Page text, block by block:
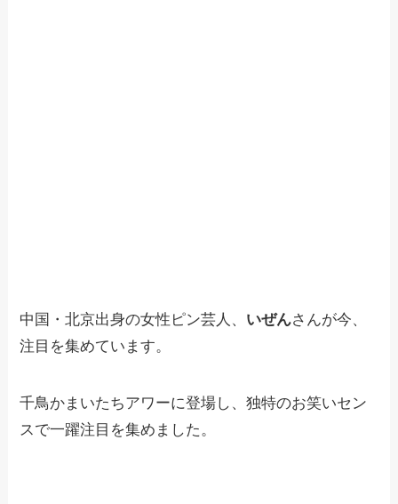
中国・北京出身の女性ピン芸人、 いぜんさんが今、
注目を集めています。
千鳥かまいたちアワーに登場し、独特のお笑いセン
スで一躍注目を集めました。